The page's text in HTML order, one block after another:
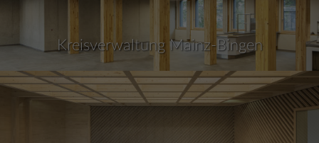
Kreisverwaltung Mainz-Bingen